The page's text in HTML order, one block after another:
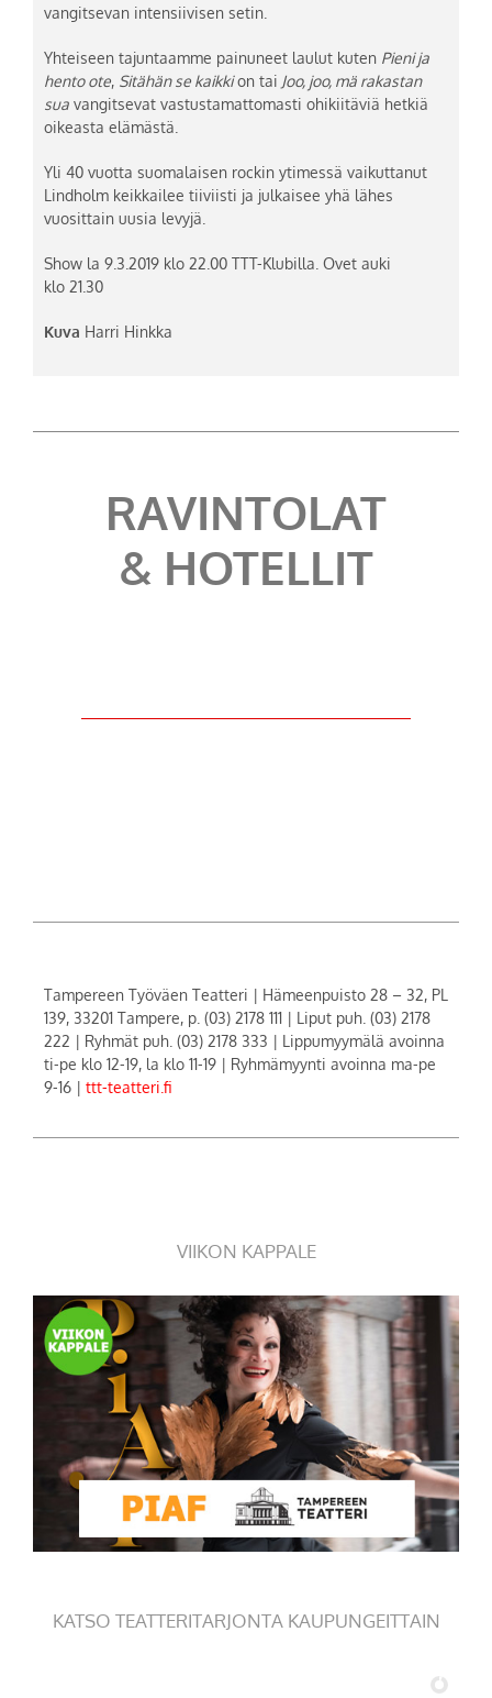
vangitsevan intensiivisen setin.
Yhteiseen tajuntaamme painuneet laulut kuten Pieni ja
hento ote, Sitähän se kaikkion tai Joo, joo, mä rakastan
sua vangitsevat vastustamattomasti ohikiitäviä hetkiä
oikeasta elämästä.
Yli 40 vuotta suomalaisen rockin ytimessä vaikuttanut
Lindholm keikkailee tiiviisti ja julkaisee yhä lähes
vuosittain uusia levyjä.
Show la 9.3.2019 klo 22.00 TTT-Klubilla. Ovet auki
klo 21.30
Kuva Harri Hinkka
RAVINTOLAT
& HOTELLIT
Tampereen Työväen Teatteri | Hämeenpuisto 28 – 32, PL
139, 33201 Tampere, p. (03) 2178 111 | Liput puh. (03) 2178
222 | Ryhmät puh. (03) 2178 333 | Lippumyymälä avoinna
ti-pe klo 12-19, la klo 11-19 | Ryhmämyynti avoinna ma-pe
9-16 | ttt-teatteri.fi
VIIKON KAPPALE
KATSO TEATTERITARJONTA KAUPUNGEITTAIN